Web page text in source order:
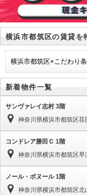
横浜市都筑区の賃貸を
横浜市都筑区×こだわり
新着物件一覧
サンヴァレイ志村 3階
神奈川県横浜市都筑区荏
コンドレア勝田Ｃ 1階
神奈川県横浜市都筑区早
ノール・ボヌール 1階
神奈川県横浜市都筑区北